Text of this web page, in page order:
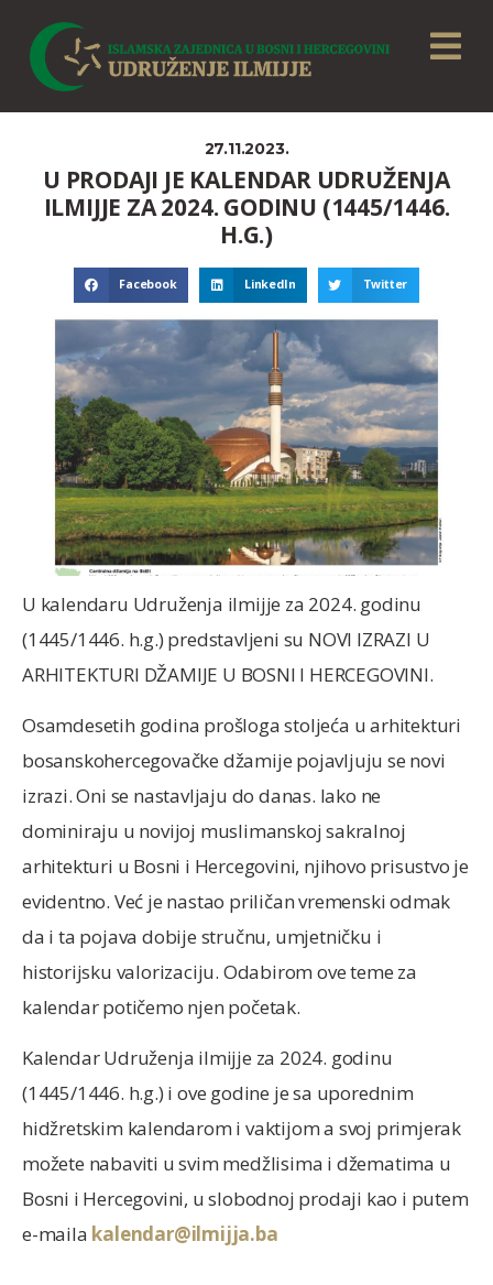
27.11.2023.
U PRODAJI JE KALENDAR UDRUŽENJA
ILMIJJE ZA 2024. GODINU (1445/1446.
H.G.)
Facebook LinkedIn Twitter
U kalendaru Udruženja ilmijje za 2024. godinu
(1445/1446. h.g.) predstavljeni su NOVI IZRAZI U
ARHITEKTURI DŽAMIJE U BOSNI I HERCEGOVINI.
Osamdesetih godina prošloga stoljeća u arhitekturi
bosanskohercegovačke džamije pojavljuju se novi
izrazi. Oni se nastavljaju do danas. Iako ne
dominiraju u novijoj muslimanskoj sakralnoj
arhitekturi u Bosni i Hercegovini, njihovo prisustvo je
evidentno. Već je nastao priličan vremenski odmak
da i ta pojava dobije stručnu, umjetničku i
historijsku valorizaciju. Odabirom ove teme za
kalendar potičemo njen početak.
Kalendar Udruženja ilmijje za 2024. godinu
(1445/1446. h.g.) i ove godine je sa uporednim
hidžretskim kalendarom i vaktijom a svoj primjerak
možete nabaviti u svim medžlisima i džematima u
Bosni i Hercegovini, u slobodnoj prodaji kao i putem
e-maila kalendar@ilmijja.ba